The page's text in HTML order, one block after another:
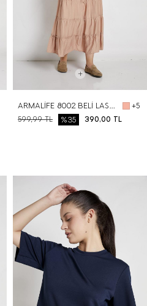
BEDEN SEÇ
ARMALİFE 8002 BELİ LASTİKLİ PARÇALI MAXI KADIN ETEK
+5
599,99TL 390,00 TL
%35